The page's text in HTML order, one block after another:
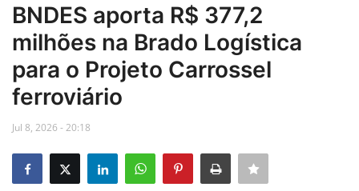
Contato
Links
Busca Direta
Automóveis
BNDES aporta R$ 377,2
milhões na Brado Logística
para o Projeto Carrossel
ferroviário
Jul 8, 2026 - 20:18